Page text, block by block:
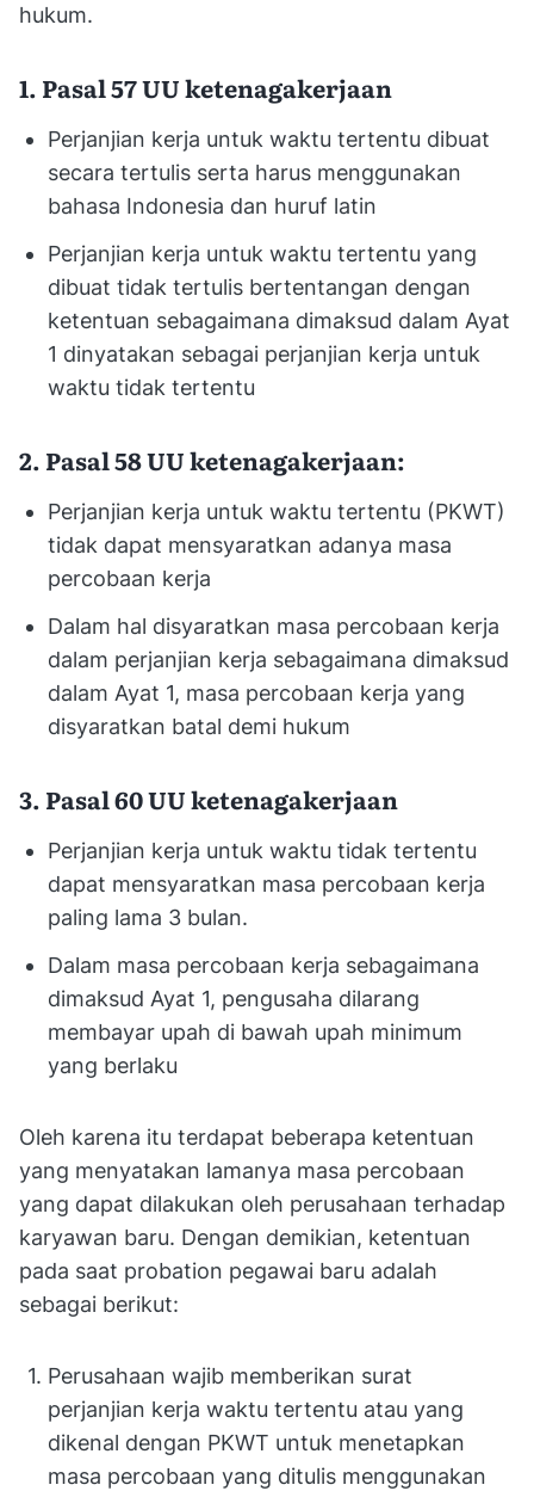
hukum.
1. Pasal 57 UU ketenagakerjaan
Perjanjian kerja untuk waktu tertentu dibuat
secara tertulis serta harus menggunakan
bahasa Indonesia dan huruf latin
Perjanjian kerja untuk waktu tertentu yang
dibuat tidak tertulis bertentangan dengan
ketentuan sebagaimana dimaksud dalam Ayat
1 dinyatakan sebagai perjanjian kerja untuk
waktu tidak tertentu
2. Pasal 58 UU ketenagakerjaan:
Perjanjian kerja untuk waktu tertentu (PKWT)
tidak dapat mensyaratkan adanya masa
percobaan kerja
Dalam hal disyaratkan masa percobaan kerja
dalam perjanjian kerja sebagaimana dimaksud
dalam Ayat 1, masa percobaan kerja yang
disyaratkan batal demi hukum
3. Pasal 60 UU ketenagakerjaan
Perjanjian kerja untuk waktu tidak tertentu
dapat mensyaratkan masa percobaan kerja
paling lama 3 bulan.
Dalam masa percobaan kerja sebagaimana
dimaksud Ayat 1, pengusaha dilarang
membayar upah di bawah upah minimum
yang berlaku
Oleh karena itu terdapat beberapa ketentuan
yang menyatakan lamanya masa percobaan
yang dapat dilakukan oleh perusahaan terhadap
karyawan baru. Dengan demikian, ketentuan
pada saat probation pegawai baru adalah
sebagai berikut:
Perusahaan wajib memberikan surat
perjanjian kerja waktu tertentu atau yang
dikenal dengan PKWT untuk menetapkan
masa percobaan yang ditulis menggunakan